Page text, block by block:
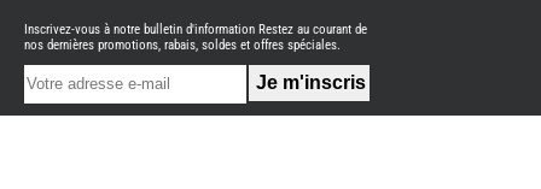
NEUFS
FOURGON
BENIMAR
FOURGON
Inscrivez-vous à notre bulletin d'information Restez au courant de
nos dernières promotions, rabais, soldes et offres spéciales.